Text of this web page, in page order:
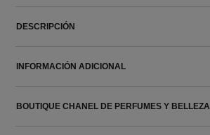
DESCRIPCIÓN
INFORMACIÓN ADICIONAL
BOUTIQUE CHANEL DE PERFUMES Y BELLEZA